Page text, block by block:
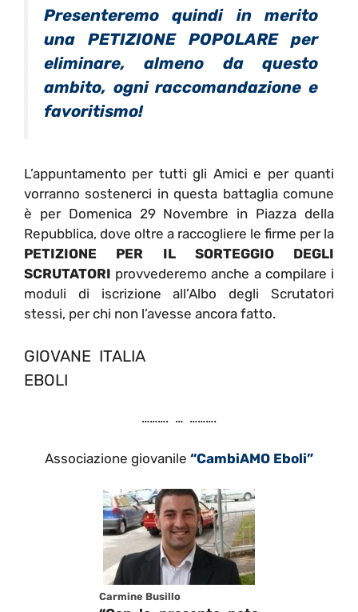
Presenteremo quindi in merito
una PETIZIONE POPOLARE per
eliminare, almeno da questo
ambito, ogni raccomandazione e
favoritismo!
L’appuntamento per tutti gli Amici e per quanti
vorranno sostenerci in questa battaglia comune
è per Domenica 29 Novembre in Piazza della
Repubblica, dove oltre a raccogliere le firme per la
PETIZIONE PER IL SORTEGGIO DEGLI
SCRUTATORI provvederemo anche a compilare i
moduli di iscrizione all’Albo degli Scrutatori
stessi, per chi non l’avesse ancora fatto.
GIOVANE ITALIA
EBOLI
………. … ……….
Associazione giovanile “CambiAMO Eboli”
Carmine Busillo